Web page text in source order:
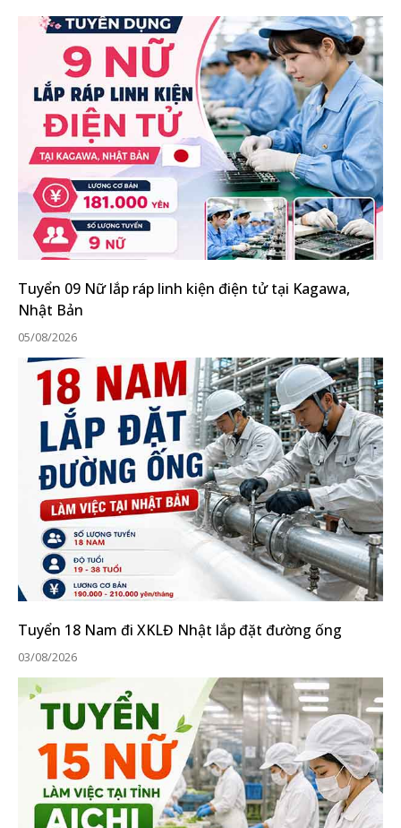
Tuyển 09 Nữ lắp ráp linh kiện điện tử tại Kagawa,
Nhật Bản
05/08/2026
Tuyển 18 Nam đi XKLĐ Nhật lắp đặt đường ống
03/08/2026